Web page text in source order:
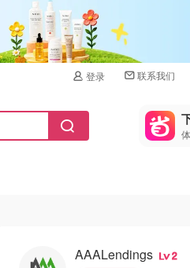
登录 联系我们
AAALendings 2